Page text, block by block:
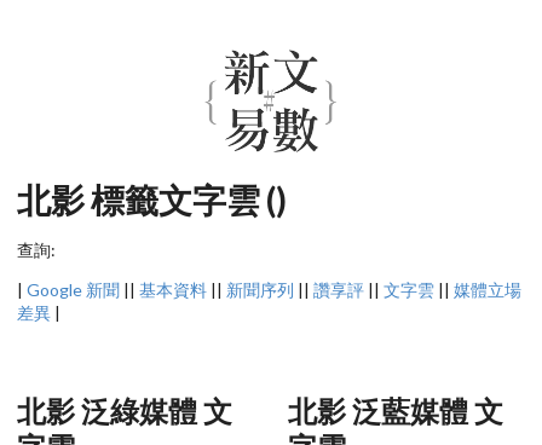
北影 標籤文字雲 ()
查詢:
| Google 新聞 || 基本資料 || 新聞序列 || 讚享評 || 文字雲 || 媒體立場
差異 |
北影 泛綠媒體 文
北影 泛藍媒體 文